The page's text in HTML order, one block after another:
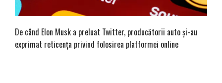
De când Elon Musk a preluat Twitter, producătorii auto și-au
exprimat reticența privind folosirea platformei online